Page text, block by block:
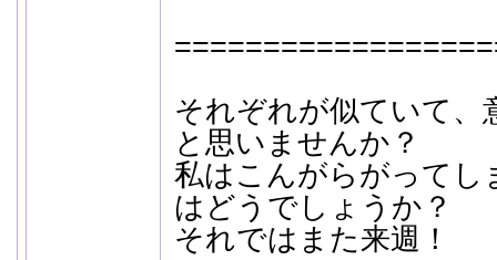
それぞれが似ていて、
と思いませんか？
私はこんがらがってし
はどうでしょうか？
それではまた来週！